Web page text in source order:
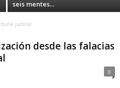
seis mentes...
judicial
desde las falacias
0